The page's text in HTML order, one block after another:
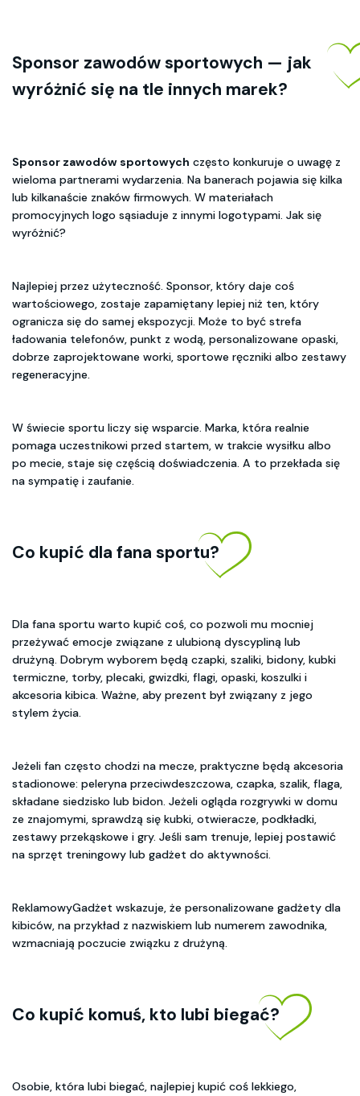
Sponsor zawodów sportowych — jak
wyróżnić się na tle innych marek?
Sponsor zawodów sportowych często konkuruje o uwagę z
wieloma partnerami wydarzenia. Na banerach pojawia się kilka
lub kilkanaście znaków firmowych. W materiałach
promocyjnych logo sąsiaduje z innymi logotypami. Jak się
wyróżnić?
Najlepiej przez użyteczność. Sponsor, który daje coś
wartościowego, zostaje zapamiętany lepiej niż ten, który
ogranicza się do samej ekspozycji. Może to być strefa
ładowania telefonów, punkt z wodą, personalizowane opaski,
dobrze zaprojektowane worki, sportowe ręczniki albo zestawy
regeneracyjne.
W świecie sportu liczy się wsparcie. Marka, która realnie
pomaga uczestnikowi przed startem, w trakcie wysiłku albo
po mecie, staje się częścią doświadczenia. A to przekłada się
na sympatię i zaufanie.
Co kupić dla fana sportu?
Dla fana sportu warto kupić coś, co pozwoli mu mocniej
przeżywać emocje związane z ulubioną dyscypliną lub
drużyną. Dobrym wyborem będą czapki, szaliki, bidony, kubki
termiczne, torby, plecaki, gwizdki, flagi, opaski, koszulki i
akcesoria kibica. Ważne, aby prezent był związany z jego
stylem życia.
Jeżeli fan często chodzi na mecze, praktyczne będą akcesoria
stadionowe: peleryna przeciwdeszczowa, czapka, szalik, flaga,
składane siedzisko lub bidon. Jeżeli ogląda rozgrywki w domu
ze znajomymi, sprawdzą się kubki, otwieracze, podkładki,
zestawy przekąskowe i gry. Jeśli sam trenuje, lepiej postawić
na sprzęt treningowy lub gadżet do aktywności.
ReklamowyGadżet wskazuje, że personalizowane gadżety dla
kibiców, na przykład z nazwiskiem lub numerem zawodnika,
wzmacniają poczucie związku z drużyną.
Co kupić komuś, kto lubi biegać?
Osobie, która lubi biegać, najlepiej kupić coś lekkiego,